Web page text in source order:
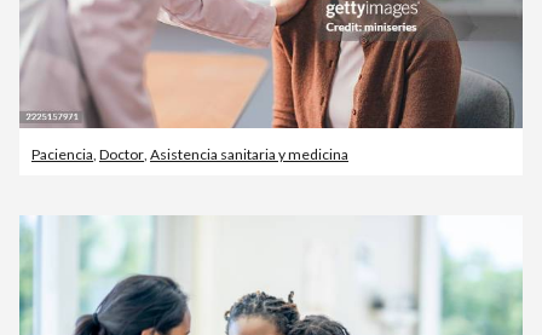
Paciencia Doctor Asistencia sanitaria y medicina